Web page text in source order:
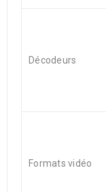
Décodeurs
Formats vidéo